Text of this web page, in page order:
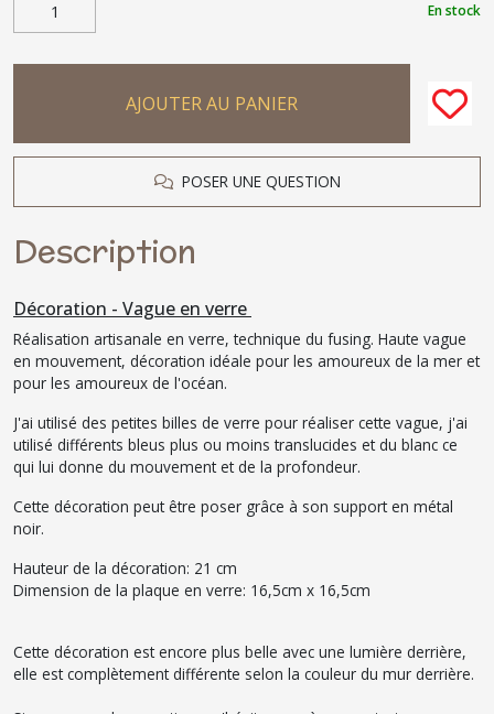
En stock
AJOUTER AU PANIER
POSER UNE QUESTION
Description
Décoration - Vague en verre
Réalisation artisanale en verre, technique du fusing. Haute vague
en mouvement, décoration idéale pour les amoureux de la mer et
pour les amoureux de l'océan.
J'ai utilisé des petites billes de verre pour réaliser cette vague, j'ai
utilisé différents bleus plus ou moins translucides et du blanc ce
qui lui donne du mouvement et de la profondeur.
Cette décoration peut être poser grâce à son support en métal
noir.
Hauteur de la décoration: 21 cm
Dimension de la plaque en verre: 16,5cm x 16,5cm
Cette décoration est encore plus belle avec une lumière derrière,
elle est complètement différente selon la couleur du mur derrière.